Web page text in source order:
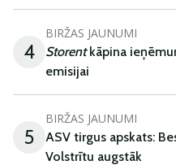
4
BIRŽAS JAUNUMI
Storentkāpina
emisijai
5
BIRŽAS JAUNUMI
ASV tirgus apskats:
Volstrītu augstāk